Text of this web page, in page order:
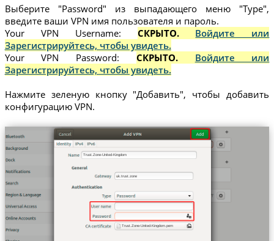
Выберите "Password" из выпадающего меню "Type",
введите ваши VPN имя пользователя и пароль.
Your VPN Username: СКРЫТО. Войдите или
Зарегистрируйтесь, чтобы увидеть.
Your VPN Password: СКРЫТО. Войдите или
Зарегистрируйтесь, чтобы увидеть.
Нажмите зеленую кнопку "Добавить", чтобы добавить
конфигурацию VPN.
Trust.Zone-United-Kingdom
uk.trust.zone
Trust.Zone-United-Kingdom.pem